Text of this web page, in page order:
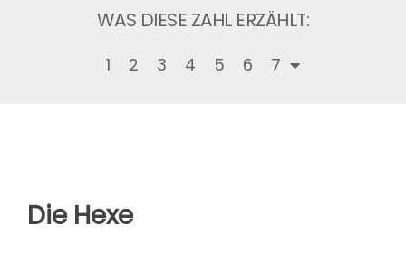
WAS DIESE ZAHL ERZÄHLT:
1 2 3 4 5 6 7
Die Hexe